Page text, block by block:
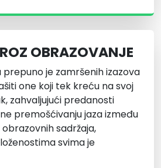
OBRAZOVANJE
prepuno je zamršenih izazova
one koji tek kreću na svoj
zahvaljujući predanosti
premošćivanju jaza između
sadržaja,
svima je